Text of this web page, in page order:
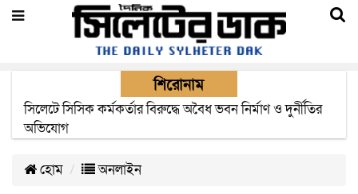
শিরোনাম
২২ ঘণ্টা পর ত্রুটি সেরে জেদ্দার উদ্দেশ্যে ছাড়লো বিমানের ফ্লাইট
হোম অনলাইন